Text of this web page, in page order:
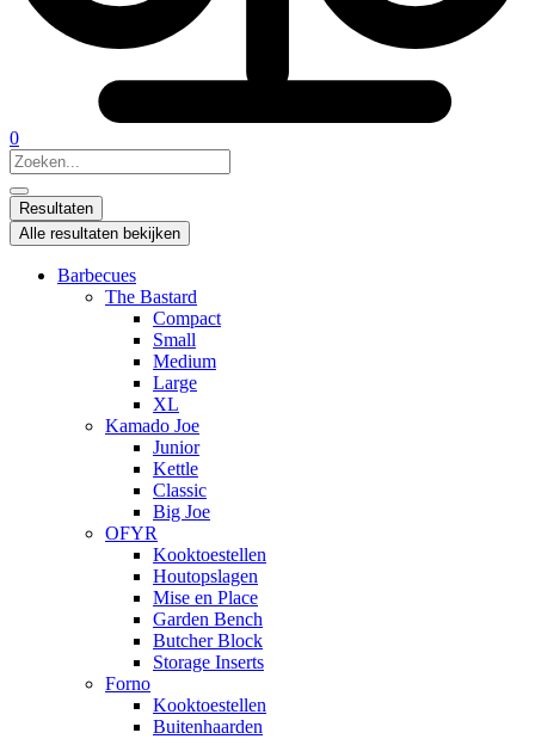
0
Search
...
Resultaten
Alle resultaten bekijken
Barbecues
The Bastard
Compact
Small
Medium
Large
XL
Kamado Joe
Junior
Kettle
Classic
Big Joe
OFYR
Kooktoestellen
Houtopslagen
Mise en Place
Garden Bench
Butcher Block
Storage Inserts
Forno
Kooktoestellen
Buitenhaarden